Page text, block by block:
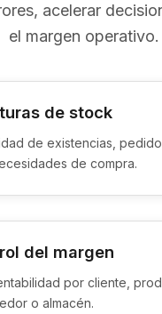
acelerar
el margen operativo.
de stock
de existencias,
de compra.
del margen
por cliente,
o almacén.